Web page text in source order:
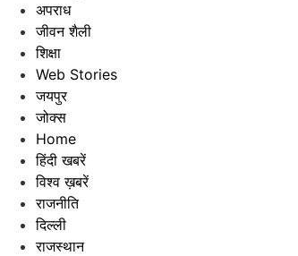
अपराध
जीवन शैली
शिक्षा
Web Stories
जयपुर
जोक्स
Home
हिंदी खबरें
विश्व ख़बरें
राजनीति
दिल्ली
राजस्थान